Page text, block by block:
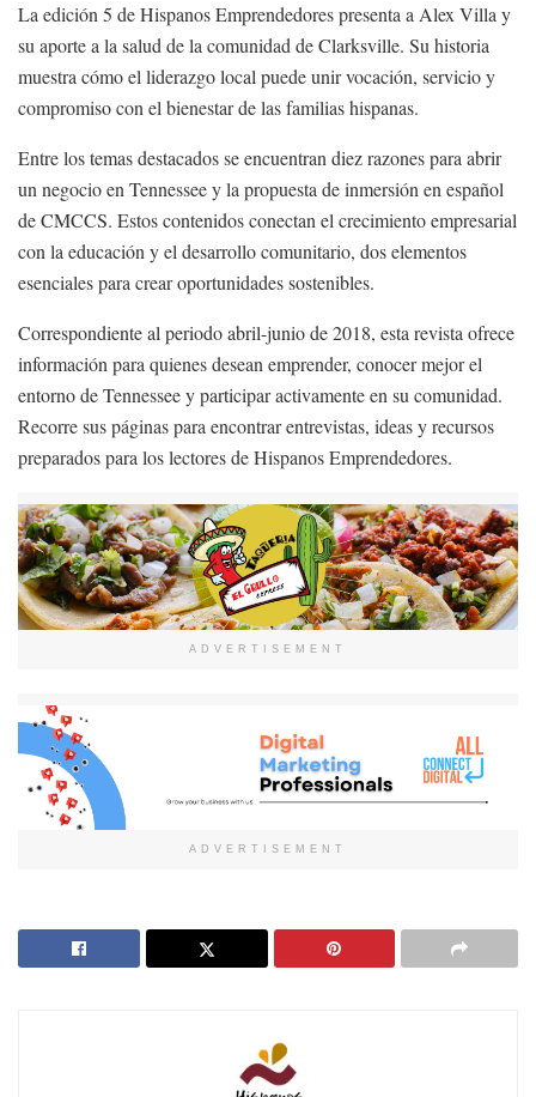
La edición 5 de Hispanos Emprendedores presenta a Alex Villa y
su aporte a la salud de la comunidad de Clarksville. Su historia
muestra cómo el liderazgo local puede unir vocación, servicio y
compromiso con el bienestar de las familias hispanas.
Entre los temas destacados se encuentran diez razones para abrir
un negocio en Tennessee y la propuesta de inmersión en español
de CMCCS. Estos contenidos conectan el crecimiento empresarial
con la educación y el desarrollo comunitario, dos elementos
esenciales para crear oportunidades sostenibles.
Correspondiente al periodo abril-junio de 2018, esta revista ofrece
información para quienes desean emprender, conocer mejor el
entorno de Tennessee y participar activamente en su comunidad.
Recorre sus páginas para encontrar entrevistas, ideas y recursos
preparados para los lectores de Hispanos Emprendedores.
ADVERTISEMENT
ADVERTISEMENT